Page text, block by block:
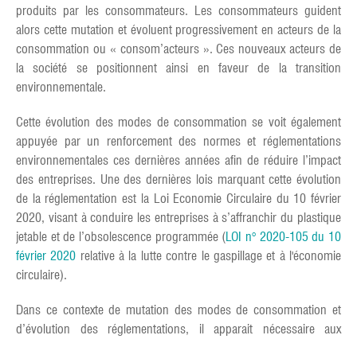
produits par les consommateurs. Les consommateurs guident
alors cette mutation et évoluent progressivement en acteurs de la
consommation ou « consom’acteurs ». Ces nouveaux acteurs de
la société se positionnent ainsi en faveur de la transition
environnementale.
Cette évolution des modes de consommation se voit également
appuyée par un renforcement des normes et réglementations
environnementales ces dernières années afin de réduire l’impact
des entreprises. Une des dernières lois marquant cette évolution
de la réglementation est la Loi Economie Circulaire du 10 février
2020, visant à conduire les entreprises à s’affranchir du plastique
jetable et de l’obsolescence programmée (LOI n° 2020-105 du 10
février 2020 relative à la lutte contre le gaspillage et à l'économie
circulaire).
Dans ce contexte de mutation des modes de consommation et
d’évolution des réglementations, il apparait nécessaire aux